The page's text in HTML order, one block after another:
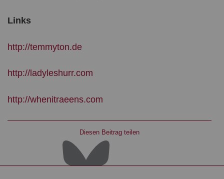
Links
http://temmyton.de
http://ladyleshurr.com
http://whenitraeens.com
Diesen Beitrag teilen